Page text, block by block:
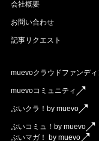
会社概要
お問い合わせ
記事リクエスト
muevoクラウドファンデ
muevoコミュニティ
ぶいクラ！by muevo
ぶいコミュ！by muevo
ぶいマガ！ by muevo